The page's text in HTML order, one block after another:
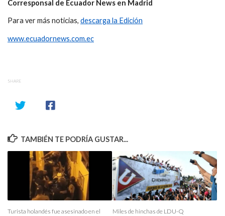
Corresponsal de Ecuador News en Madrid
Para ver más noticias, descarga la Edición
www.ecuadornews.com.ec
SHARE
TAMBIÉN TE PODRÍA GUSTAR...
Turista holandés fue asesinado en el
Miles de hinchas de LDU-Q